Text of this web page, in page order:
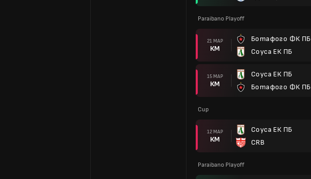
Paraibano Playoff
21 МАР
КМ
Ботафого ФК ПБ
Соуса ЕК ПБ
15 МАР
КМ
Соуса ЕК ПБ
Ботафого ФК ПБ
Cup
12 МАР
КМ
Соуса ЕК ПБ
CRB
Paraibano Playoff